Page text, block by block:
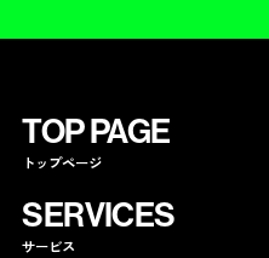
TOP PAGE
トップページ
SERVICES
サービス